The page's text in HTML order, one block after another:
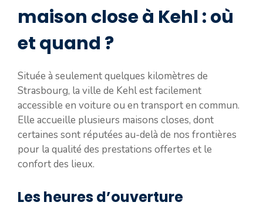
maison close à Kehl : où
et quand ?
Située à seulement quelques kilomètres de
Strasbourg, la ville de Kehl est facilement
accessible en voiture ou en transport en commun.
Elle accueille plusieurs maisons closes, dont
certaines sont réputées au-delà de nos frontières
pour la qualité des prestations offertes et le
confort des lieux.
Les heures d’ouverture